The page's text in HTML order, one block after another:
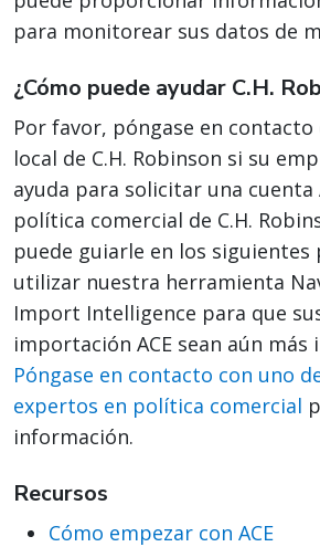
para monitorear sus datos de
¿Cómo puede ayudar C.H.
Por favor, póngase en contacto
local de C.H. Robinson si su
ayuda para solicitar una cuenta
política comercial de C.H.
puede guiarle en los siguientes
utilizar nuestra herramienta
Import Intelligence para que
importación ACE sean aún más
Póngase en contacto con uno
expertos en política comercial
información.
Recursos
Cómo empezar con ACE